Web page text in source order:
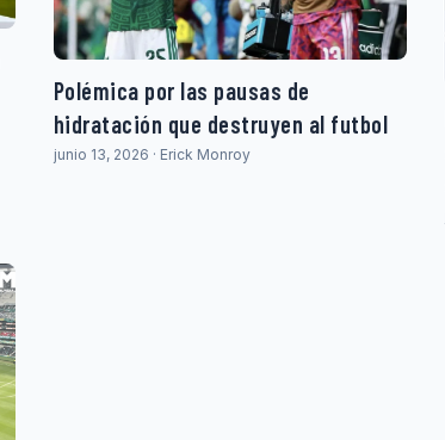
Polémica por las pausas de
hidratación que destruyen al futbol
junio 13, 2026 · Erick Monroy